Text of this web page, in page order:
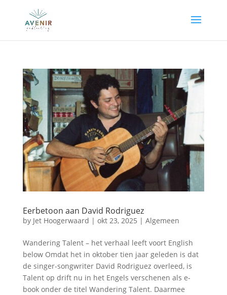
Eerbetoon aan David Rodriguez
by Jet Hoogerwaard | okt 23, 2025 | Algemeen
Wandering Talent – het verhaal leeft voort English
below Omdat het in oktober tien jaar geleden is dat
de singer-songwriter David Rodriguez overleed, is
Talent op drift nu in het Engels verschenen als e-
book onder de titel Wandering Talent. Daarmee